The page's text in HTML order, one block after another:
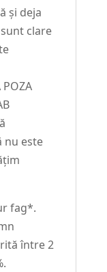
și deja
clare
POZA
nu este
fag*.
între 2